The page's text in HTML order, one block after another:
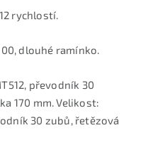
rychlostí.
dlouhé ramínko.
převodník 30
170 mm. Velikost:
30 zubů, řetězová